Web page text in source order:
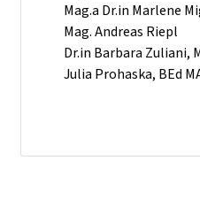
Mag.a Dr.in Marlene
Mag. Andreas Riepl
Dr.in Barbara Zuliani,
Julia Prohaska, BEd